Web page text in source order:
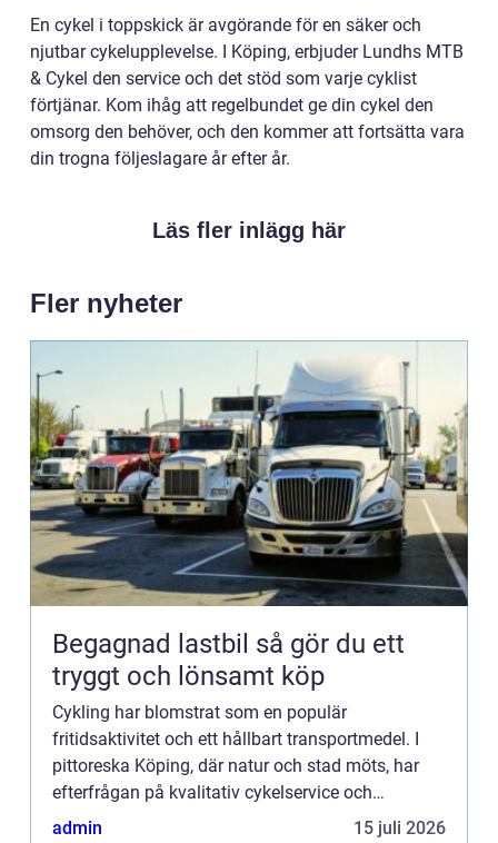
En cykel i toppskick är avgörande för en säker och
njutbar cykelupplevelse. I Köping, erbjuder Lundhs MTB
& Cykel den service och det stöd som varje cyklist
förtjänar. Kom ihåg att regelbundet ge din cykel den
omsorg den behöver, och den kommer att fortsätta vara
din trogna följeslagare år efter år.
Läs fler inlägg här
Fler nyheter
Begagnad lastbil så gör du ett
tryggt och lönsamt köp
Cykling har blomstrat som en populär
fritidsaktivitet och ett hållbart transportmedel. I
pittoreska Köping, där natur och stad möts, har
efterfrågan på kvalitativ cykelservice och
reparationsmöjligheter aldr...
admin 15 juli 2026